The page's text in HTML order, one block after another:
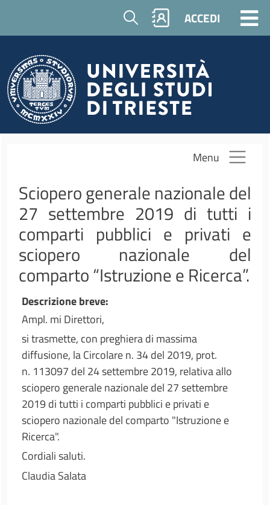
Salta al contenuto principale
Cerca ACCEDI
Menu
Sciopero generale nazionale del
27 settembre 2019 di tutti i
comparti pubblici e privati e
sciopero nazionale del
comparto “Istruzione e Ricerca”.
Descrizione breve
Ampl. mi Direttori,
si trasmette, con preghiera di massima
diffusione, la Circolare n. 34 del 2019, prot.
n. 113097 del 24 settembre 2019, relativa allo
sciopero generale nazionale del 27 settembre
2019 di tutti i comparti pubblici e privati e
sciopero nazionale del comparto "Istruzione e
Ricerca".
Cordiali saluti.
Claudia Salata